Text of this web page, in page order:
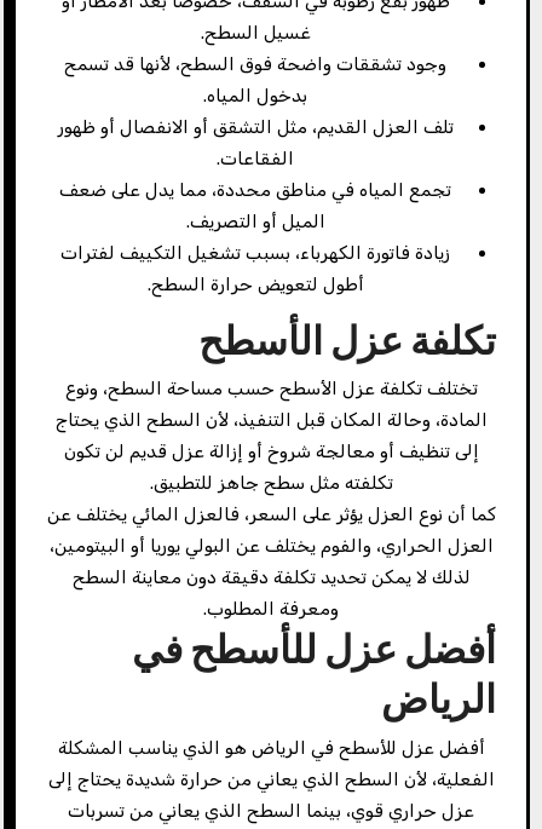
غسيل السطح.
وجود تشققات واضحة فوق السطح، لأنها قد تسمح
بدخول المياه.
تلف العزل القديم، مثل التشقق أو الانفصال أو ظهور
الفقاعات.
تجمع المياه في مناطق محددة، مما يدل على ضعف
الميل أو التصريف.
زيادة فاتورة الكهرباء، بسبب تشغيل التكييف لفترات
أطول لتعويض حرارة السطح.
تكلفة عزل الأسطح
تختلف تكلفة عزل الأسطح حسب مساحة السطح، ونوع
المادة، وحالة المكان قبل التنفيذ، لأن السطح الذي يحتاج
إلى تنظيف أو معالجة شروخ أو إزالة عزل قديم لن تكون
تكلفته مثل سطح جاهز للتطبيق.
كما أن نوع العزل يؤثر على السعر، فالعزل المائي يختلف عن
العزل الحراري، والفوم يختلف عن البولي يوريا أو البيتومين،
لذلك لا يمكن تحديد تكلفة دقيقة دون معاينة السطح
ومعرفة المطلوب.
أفضل عزل للأسطح في
الرياض
أفضل عزل للأسطح في الرياض هو الذي يناسب المشكلة
الفعلية، لأن السطح الذي يعاني من حرارة شديدة يحتاج إلى
عزل حراري قوي، بينما السطح الذي يعاني من تسربات